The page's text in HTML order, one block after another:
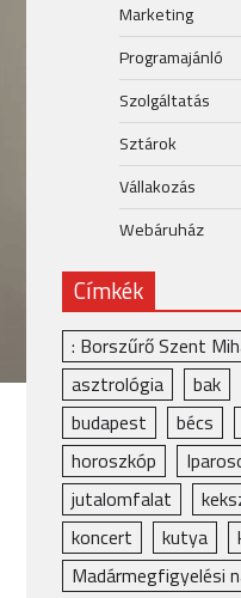
Marketing
Programajánló
Szolgáltatás
Sztárok
Vállakozás
Webáruház
Címkék
: Borszűrő Szent
asztrológia
bak
budapest
bécs
horoszkóp
jutalomfalat
koncert
kutya
Madármegfigyelési